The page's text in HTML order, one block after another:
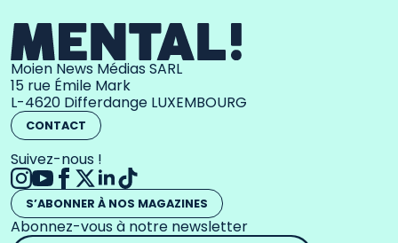
Moien News Médias SARL
15 rue Émile Mark
L-4620 Differdange LUXEMBOURG
CONTACT
Suivez-nous !
S’ABONNER À NOS MAGAZINES
Abonnez-vous à notre newsletter